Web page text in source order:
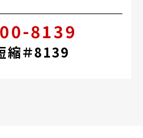
8139
縮＃8139